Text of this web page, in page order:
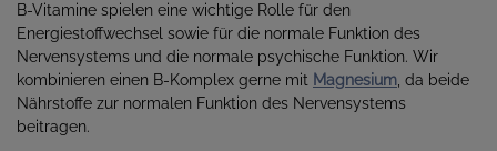
B-Vitamine spielen eine wichtige Rolle für den
Energiestoffwechsel sowie für die normale Funktion des
Nervensystems und die normale psychische Funktion. Wir
kombinieren einen B-Komplex gerne mit Magnesium , da beide
Nährstoffe zur normalen Funktion des Nervensystems
beitragen.